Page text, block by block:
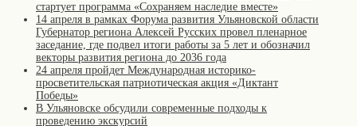
стартует программа «Сохраняем наследие вместе»
14 апреля в рамках Форума развития Ульяновской области
Губернатор региона Алексей Русских провел пленарное
заседание, где подвел итоги работы за 5 лет и обозначил
векторы развития региона до 2036 года
24 апреля пройдет Международная историко-
просветительская патриотическая акция «Диктант
Победы»
В Ульяновске обсудили современные подходы к
проведению экскурсий